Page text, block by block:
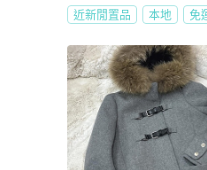
近新閒置品 本地 免